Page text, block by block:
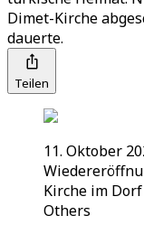
Dimet-Kirche
dauerte.
Teilen
11. Oktober
Kirche im
Others